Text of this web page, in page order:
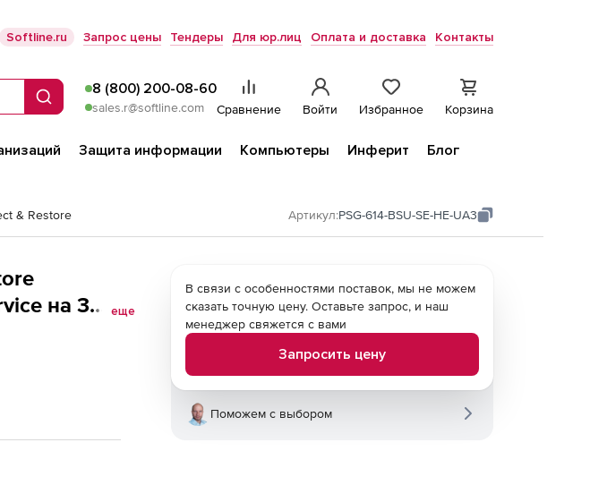
Softline.ru Запрос цены Тендеры Для юр.лиц Оплата и доставка Контакты
Поиск
8 (800) 200-08-60
sales.r@softline.com Сравнение Войти Избранное Корзина
Защита информации Компьютеры Инферит
Блог
& Restore Артикул:PSG-614-BSU-SE-HE-UA3
на 3
еще
В связи с особенностями поставок, мы не можем
сказать точную цену. Оставьте запрос, и наш
менеджер свяжется с вами
Запросить цену
Поможем с выбором